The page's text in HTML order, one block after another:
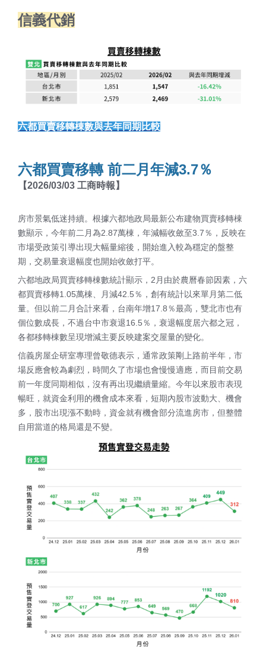
信義代銷
六都買賣移轉棟數與去年同期比較
六都買賣移轉 前二月年減3.7％
【2026/03/03 工商時報】
房市景氣低迷持續。根據六都地政局最新公布建物買賣移轉棟
數顯示，今年前二月為2.87萬棟，年減幅收斂至3.7％，反映在
市場受政策引導出現大幅量縮後，開始進入較為穩定的盤整
期，交易量衰退幅度也開始收斂打平。
六都地政局買賣移轉棟數統計顯示，2月由於農曆春節因素，六
都買賣移轉1.05萬棟、月減42.5％，創有統計以來單月第二低
量。但以前二月合計來看，台南年增17.8％最高，雙北市也有
個位數成長，不過台中市衰退16.5％，衰退幅度居六都之冠，
各都移轉棟數呈現增減主要反映建案交屋量的變化。
信義房屋企研室專理曾敬德表示，通常政策剛上路前半年，市
場反應會較為劇烈，時間久了市場也會慢慢適應，而目前交易
前一年度同期相似，沒有再出現繼續量縮。今年以來股市表現
暢旺，就資金利用的機會成本來看，短期內股市波動大、機會
多，股市出現漲不動時，資金就有機會部分流進房市，但整體
自用當道的格局還是不變。